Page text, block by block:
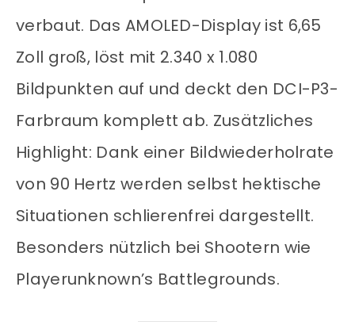
verbaut. Das AMOLED-Display ist 6,65
Zoll groß, löst mit 2.340 x 1.080
Bildpunkten auf und deckt den DCI-P3-
Farbraum komplett ab. Zusätzliches
Highlight: Dank einer Bildwiederholrate
von 90 Hertz werden selbst hektische
Situationen schlierenfrei dargestellt.
Besonders nützlich bei Shootern wie
Playerunknown’s Battlegrounds.